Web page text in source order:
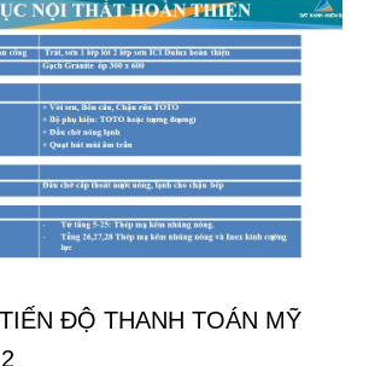
ĐỘ THANH TOÁN MỸ